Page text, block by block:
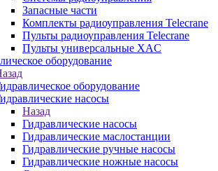
Запасные части
Комплекты радиоуправления Telecrane
Пульты радиоуправления Telecrane
Пульты универсальные XAC
оборудование
оборудование
насосы
Назад
Гидравлические насосы
Гидравлические маслостанции
Гидравлические ручные насосы
Гидравлические ножные насосы